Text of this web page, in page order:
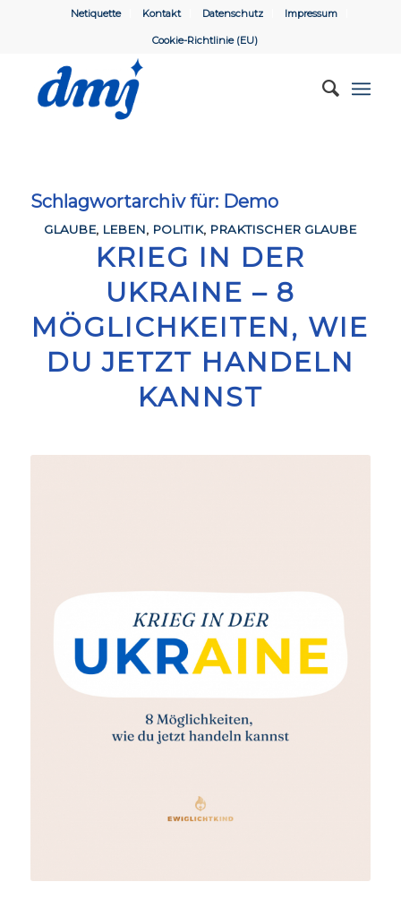
Netiquette Kontakt Datenschutz Impressum
Cookie-Richtlinie (EU)
Schlagwortarchiv für: Demo
GLAUBE, LEBEN, POLITIK, PRAKTISCHER GLAUBE
KRIEG IN DER
UKRAINE – 8
MÖGLICHKEITEN, WIE
DU JETZT HANDELN
KANNST